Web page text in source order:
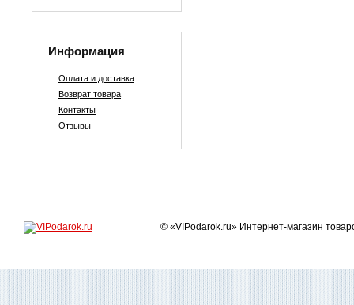
Информация
Оплата и доставка
Возврат товара
Контакты
Отзывы
© «VIPodarok.ru» Интернет-магазин